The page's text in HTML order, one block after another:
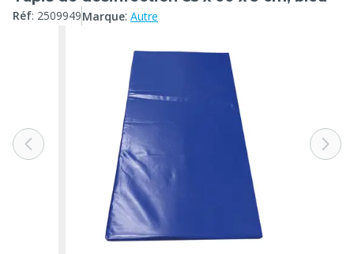
Réf: 2509949Marque: Autre